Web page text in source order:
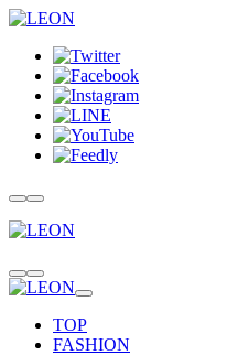
TOP
FASHION